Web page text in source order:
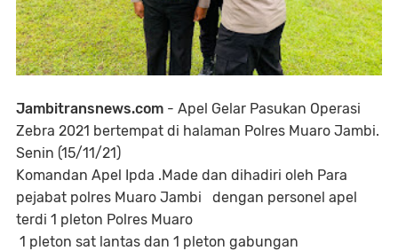
Jambitransnews.com - Apel Gelar Pasukan Operasi
Zebra 2021 bertempat di halaman Polres Muaro Jambi.
Senin (15/11/21)
Komandan Apel Ipda .Made dan dihadiri oleh Para
pejabat polres Muaro Jambi dengan personel apel
terdi 1 pleton Polres Muaro
1 pleton sat lantas dan 1 pleton gabungan